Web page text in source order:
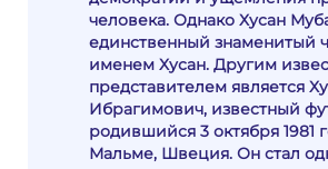
человека. Однако Хусан
единственный знаменитый
именем Хусан. Другим
представителем является
Ибрагимович, известный
родившийся 3 октября 1981
Мальме, Швеция. Он стал